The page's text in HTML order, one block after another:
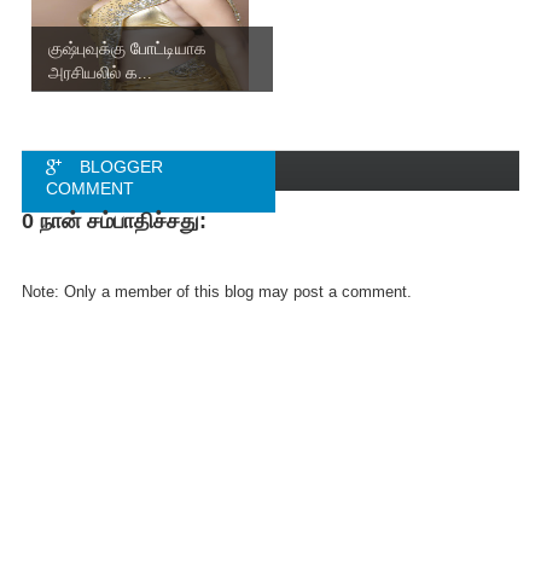
குஷ்புவுக்கு போட்டியாக
அரசியலில் க...
BLOGGER
COMMENT
FACEBOOK
0 நான் சம்பாதிச்சது:
Note: Only a member of this blog may post a comment.